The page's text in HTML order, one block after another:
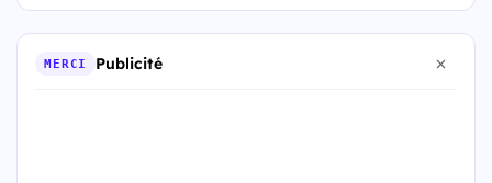
MERCI Publicité